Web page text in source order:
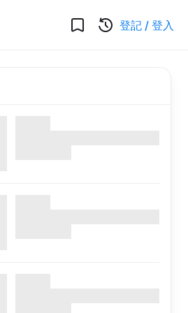
登記 / 登入